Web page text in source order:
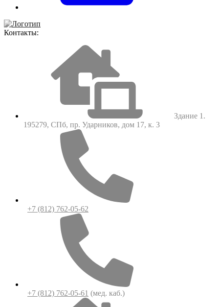
Контакты:
Здание 1.
195279, СПб, пр. Ударников, дом 17, к. 3
+7 (812) 762-05-62
+7 (812) 762-05-61 (мед. каб.)